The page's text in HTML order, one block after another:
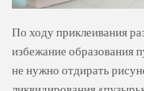
По ходу приклеивания
избежание образования
не нужно отдирать